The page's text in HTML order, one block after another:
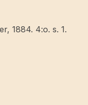
1884. 4:o. s. 1.